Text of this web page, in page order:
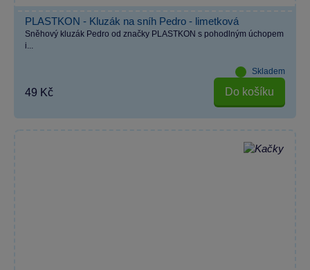
PLASTKON - Kluzák na sníh Pedro - limetková
Sněhový kluzák Pedro od značky PLASTKON s pohodlným úchopem
i...
Skladem
49 Kč Do košíku